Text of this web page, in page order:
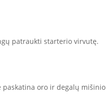
patraukti starterio virvutę.
oro ir degalų mišinio